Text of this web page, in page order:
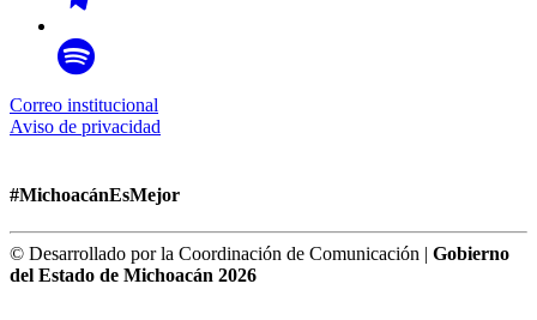
Correo institucional
Aviso de privacidad
#MichoacánEsMejor
© Desarrollado por la Coordinación de Comunicación | Gobierno
del Estado de Michoacán 2026